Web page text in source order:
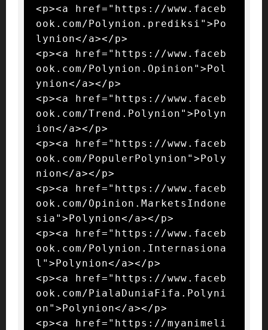
<p><a href="https://www.faceb
ook.com/Polynion.prediksi">Po
lynion</a></p>
<p><a href="https://www.faceb
ook.com/Polynion.Opinion">Pol
ynion</a></p>
<p><a href="https://www.faceb
ook.com/Trend.Polynion">Polyn
ion</a></p>
<p><a href="https://www.faceb
ook.com/PopulerPolynion">Poly
nion</a></p>
<p><a href="https://www.faceb
ook.com/Opinion.MarketsIndone
sia">Polynion</a></p>
<p><a href="https://www.faceb
ook.com/Polynion.Internasiona
l">Polynion</a></p>
<p><a href="https://www.faceb
ook.com/PialaDuniaFifa.Polyni
on">Polynion</a></p>
<p><a href="https://myanimeli